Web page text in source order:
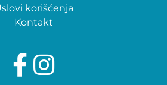
korišćenja
Kontakt